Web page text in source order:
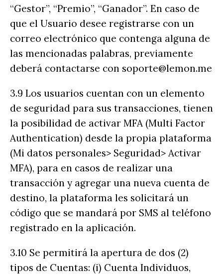
“Gestor”, “Premio”, “Ganador”. En caso de
que el Usuario desee registrarse con un
correo electrónico que contenga alguna de
las mencionadas palabras, previamente
deberá contactarse con soporte@lemon.me
3.9 Los usuarios cuentan con un elemento
de seguridad para sus transacciones, tienen
la posibilidad de activar MFA (Multi Factor
Authentication) desde la propia plataforma
(Mi datos personales> Seguridad> Activar
MFA), para en casos de realizar una
transacción y agregar una nueva cuenta de
destino, la plataforma les solicitará un
código que se mandará por SMS al teléfono
registrado en la aplicación.
3.10 Se permitirá la apertura de dos (2)
tipos de Cuentas: (i) Cuenta Individuos,